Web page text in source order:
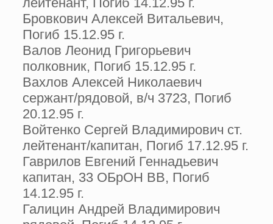
Бровкович Алексей Витальевич,
Погиб 15.12.95 г.
Валов Леонид Григорьевич
полковник, Погиб 15.12.95 г.
Вахлов Алексей Николаевич
сержант/рядовой, в/ч 3723, Погиб
20.12.95 г.
Войтенко Сергей Владимирович ст.
лейтенант/капитан, Погиб 17.12.95 г.
Гаврилов Евгений Геннадьевич
капитан, 33 ОБрОН ВВ, Погиб
14.12.95 г.
Галицин Андрей Владимирович